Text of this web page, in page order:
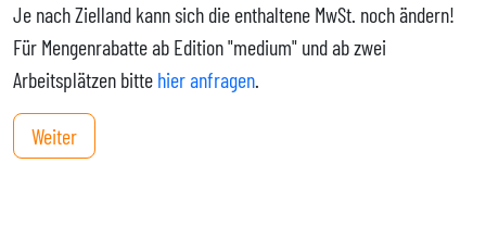
Je nach Zielland kann sich die enthaltene MwSt. noch ändern!
Für Mengenrabatte ab Edition "medium" und ab zwei
Arbeitsplätzen bitte hier anfragen.
Weiter